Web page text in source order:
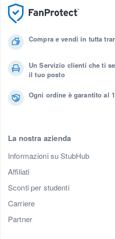
Compra e vendi in tutta
Un Servizio clienti che ti
il tuo posto
Ogni ordine è garantito al
La nostra azienda
Informazioni su StubHub
Affiliati
Sconti per studenti
Carriere
Partner